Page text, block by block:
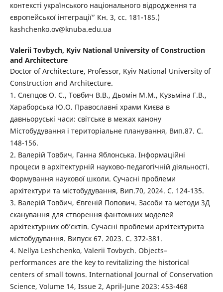
контексті українського національного відродження та
європейської інтеграції” Кн. 3, сс. 181-185.)
kashchenko.ov@knuba.edu.ua
Valerii Tovbych, Kyiv National University of Construction
and Architecture
Doctor of Architecture, Professor, Kyiv National University of
Construction and Architecture.
1. Слєпцов О. С., Товбич В.В., Дьомін М.М., Кузьміна Г.В.,
Хараборська Ю.О. Православні храми Києва в
давньоруські часи: світське в межах канону
Містобудування і територіальне планування, Вип.87. С.
148-156.
2. Валерій Товбич, Ганна Яблонська. Інформаційні
процеси в архітектурній науково-педагогічній діяльності.
Формування наукової школи. Сучасні проблеми
архітектури та містобудування, Вип.70, 2024. С. 124-135.
3. Валерій Товбич, Євгеній Попович. Засоби та методи 3Д
сканування для створення фантомних моделей
архітектурних об’єктів. Сучасні проблеми архітектурита
містобудування. Випуск 67. 2023. С. 372-381.
4. Nellya Leshchenko, Valerii Tovbych. Objects–
performances are the key to revitalizing the historical
centers of small towns. International Journal of Conservation
Science, Volume 14, Issue 2, April-June 2023: 453-468